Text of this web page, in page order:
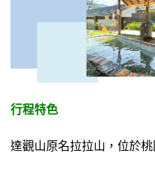
行程特色
達觀山原名拉拉山，位於